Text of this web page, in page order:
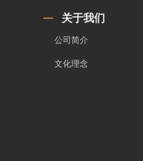
关于我们
公司简介
文化理念